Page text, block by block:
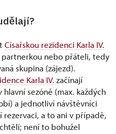
Císařskou rezidenci Karla IV.
nebo přáteli, tedy
skupina (zájezd).
Karla IV. začínají
sezóně (max. každých
a jednotliví návštěvníci
a to ani v případě,
není to bohužel